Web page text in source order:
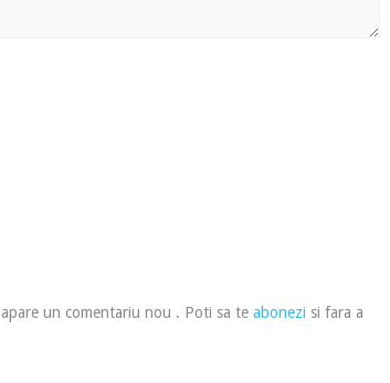
un comentariu nou . Poti sa te abonezi si fara a